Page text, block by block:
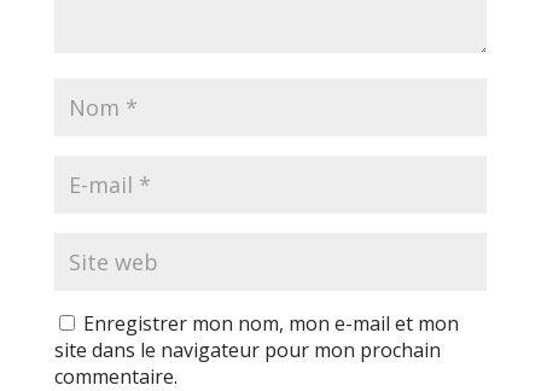
Enregistrer mon nom, mon e-mail et mon
site dans le navigateur pour mon prochain
commentaire.